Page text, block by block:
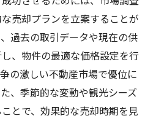
売却プランを立案することが
過去の取引データや現在の供
、物件の最適な価格設定を行
の激しい不動産市場で優位に
、季節的な変動や観光シーズ
とで、効果的な売却時期を見